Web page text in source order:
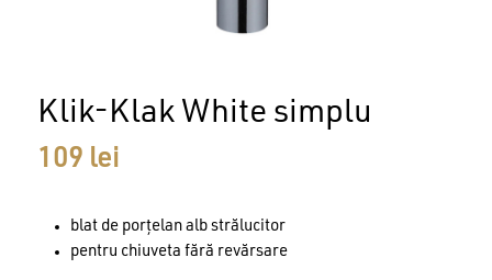
Klik-Klak White simplu
109 lei
blat de porțelan alb strălucitor
pentru chiuveta fără revărsare